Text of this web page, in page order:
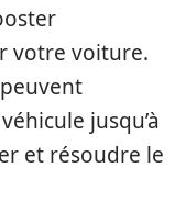
votre voiture.
jusqu’à
et résoudre le